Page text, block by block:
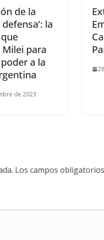
de la
la
para
a la
de 2023
Los campos